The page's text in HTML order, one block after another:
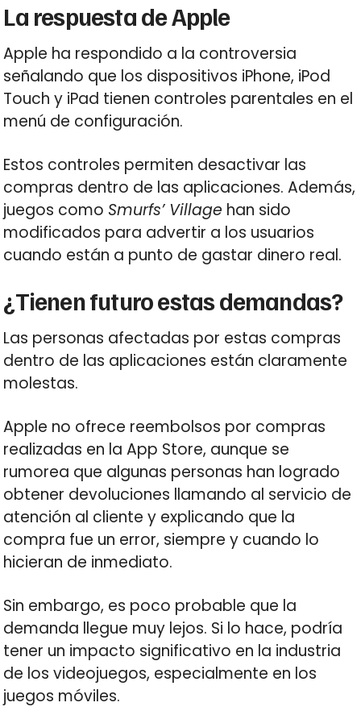
La respuesta de Apple
Apple ha respondido a la controversia
señalando que los dispositivos iPhone, iPod
Touch y iPad tienen controles parentales en el
menú de configuración.
Estos controles permiten desactivar las
compras dentro de las aplicaciones. Además,
juegos como Smurfs’ Village han sido
modificados para advertir a los usuarios
cuando están a punto de gastar dinero real.
¿Tienen futuro estas demandas?
Las personas afectadas por estas compras
dentro de las aplicaciones están claramente
molestas.
Apple no ofrece reembolsos por compras
realizadas en la App Store, aunque se
rumorea que algunas personas han logrado
obtener devoluciones llamando al servicio de
atención al cliente y explicando que la
compra fue un error, siempre y cuando lo
hicieran de inmediato.
Sin embargo, es poco probable que la
demanda llegue muy lejos. Si lo hace, podría
tener un impacto significativo en la industria
de los videojuegos, especialmente en los
juegos móviles.